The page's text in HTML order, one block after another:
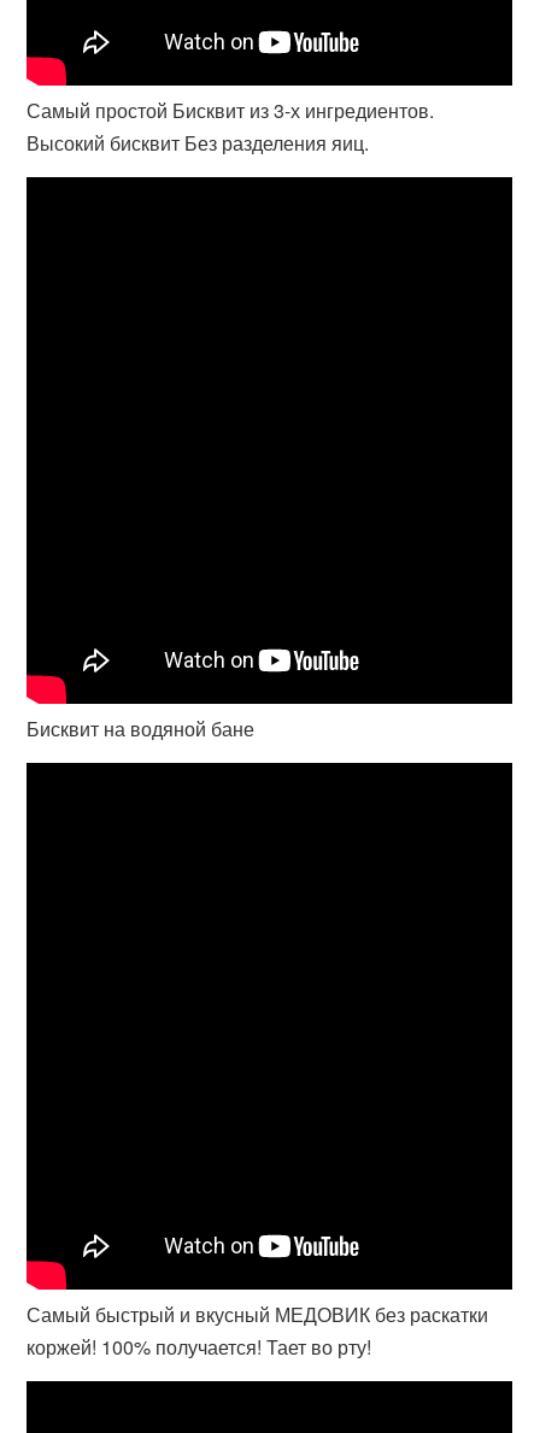
Самый простой Бисквит из 3-х ингредиентов.
Высокий бисквит Без разделения яиц.
Бисквит на водяной бане
Самый быстрый и вкусный МЕДОВИК без раскатки
коржей! 100% получается! Тает во рту!